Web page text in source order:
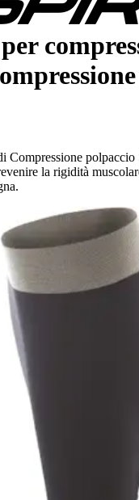
Compressione polpaccio
la rigidità